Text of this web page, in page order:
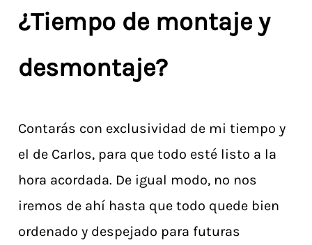
¿Tiempo de montaje y
desmontaje?
Contarás con exclusividad de mi tiempo y
el de Carlos, para que todo esté listo a la
hora acordada. De igual modo, no nos
iremos de ahí hasta que todo quede bien
ordenado y despejado para futuras